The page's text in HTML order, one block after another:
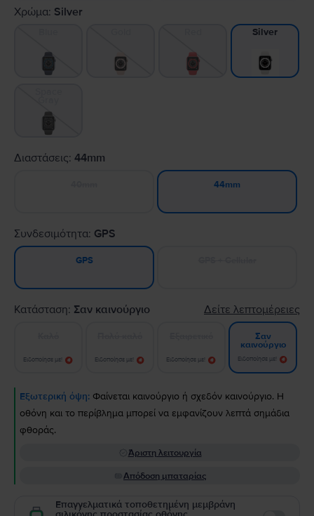
Χρώμα: Silver
Silver
Διαστάσεις: 44mm
44mm
Συνδεσιμότητα: GPS
GPS
Κατάσταση: Σαν καινούργιο Δείτε λεπτομέρειες
Ειδοποίησε με! Ειδοποίησε με! Ειδοποίησε με!
Σαν
καινούργιο
Ειδοποίησε με!
Εξωτερική όψη: Φαίνεται καινούργιο ή σχεδόν καινούργιο. Η
οθόνη και το περίβλημα μπορεί να εμφανίζουν λεπτά σημάδια
φθοράς.
Άριστη λειτουργία
Απόδοση μπαταρίας
Επαγγελματικά τοποθετημένη μεμβράνη